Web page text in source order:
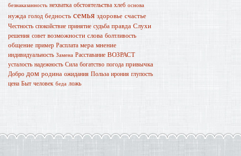
безнаказанность нехватка обстоятельства хлеб основа
нужда голод бедность семья здоровье счастье
Честность спокойствие принятие судьба правда Слухи
решения совет возможности слова болтливость
общение пример Расплата мера мнение
индивидуальность Замена Расставание ВОЗРАСТ
усталость надежность Сила богатство погода привычка
Добро дом родина ожидания Польза ирония глупость
цена Быт человек беда ложь